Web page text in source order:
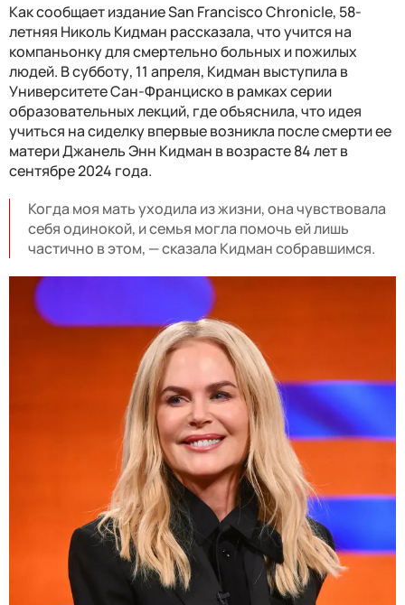
Как сообщает издание San Francisco Chronicle, 58-
летняя Николь Кидман рассказала, что учится на
компаньонку для смертельно больных и пожилых
людей. В субботу, 11 апреля, Кидман выступила в
Университете Сан-Франциско в рамках серии
образовательных лекций, где объяснила, что идея
учиться на сиделку впервые возникла после смерти ее
матери Джанель Энн Кидман в возрасте 84 лет в
сентябре 2024 года.
Когда моя мать уходила из жизни, она чувствовала
себя одинокой, и семья могла помочь ей лишь
частично в этом, — сказала Кидман собравшимся.